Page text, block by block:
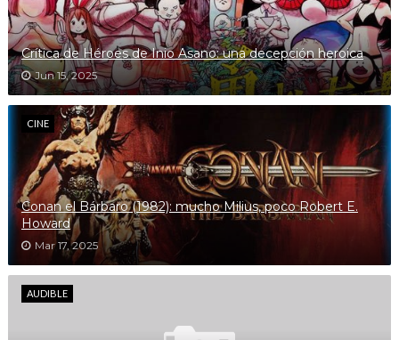
Crítica de Héroes de Inio Asano: una decepción heroica
Jun 15, 2025
CINE
Conan el Bárbaro (1982): mucho Milius, poco Robert E.
Howard
Mar 17, 2025
AUDIBLE